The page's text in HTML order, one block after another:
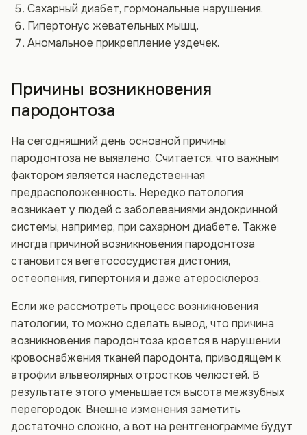
Сахарный диабет, гормональные нарушения.
Гипертонус жевательных мышц.
Аномальное прикрепление уздечек.
Причины возникновения
пародонтоза
На сегодняшний день основной причины
пародонтоза не выявлено. Считается, что важным
фактором является наследственная
предрасположенность. Нередко патология
возникает у людей с заболеваниями эндокринной
системы, например, при сахарном диабете. Также
иногда причиной возникновения пародонтоза
становится вегетососудистая дистония,
остеопения, гипертония и даже атеросклероз.
Если же рассмотреть процесс возникновения
патологии, то можно сделать вывод, что причина
возникновения пародонтоза кроется в нарушении
кровоснабжения тканей пародонта, приводящем к
атрофии альвеолярных отростков челюстей. В
результате этого уменьшается высота межзубных
перегородок. Внешне изменения заметить
достаточно сложно, а вот на рентгенограмме будут